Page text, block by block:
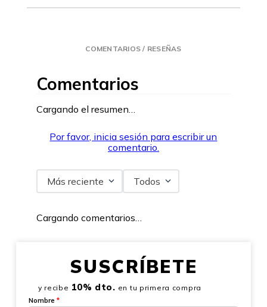
COMENTARIOS / RESEÑAS
Comentarios
Cargando el resumen…
Por favor, inicia sesión para escribir un
comentario.
Más reciente Todos
Cargando comentarios…
SUSCRÍBETE
y recibe 10% dto. en tu primera compra
Nombre *